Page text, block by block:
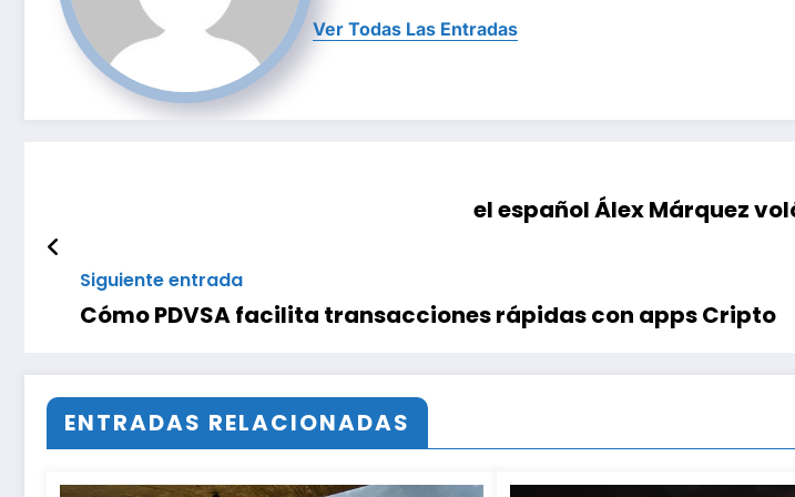
Ver Todas Las Entradas
el español Álex Márquez
Siguiente entrada
Cómo PDVSA facilita transacciones rápidas con apps Cripto
ENTRADAS RELACIONADAS